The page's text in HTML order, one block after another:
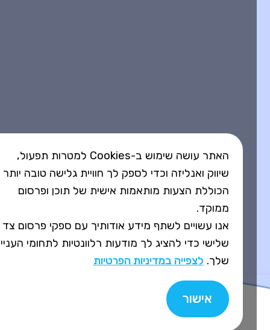
האתר עושה שימוש ב-Cookies למטרות תפעול,
שיווק ואנליזה וכדי לספק לך חוויית גלישה טובה יותר
הכוללת הצעות מותאמות אישית של תוכן ופרסום
ממוקד.
אנו עשויים לשתף מידע אודותיך עם ספקי פרסום צד
שלישי כדי להציג לך מודעות רלוונטיות לתחומי העניין
שלך.לצפייה במדיניות הפרטיות
אישור